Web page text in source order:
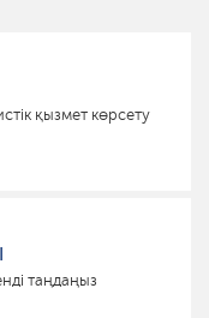
қызмет көрсету
таңдаңыз